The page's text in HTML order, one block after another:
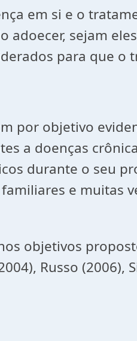
em si e o
sejam
para que o
por objetivo
a doenças
durante o seu
e muitas
objetivos
Russo (2006),